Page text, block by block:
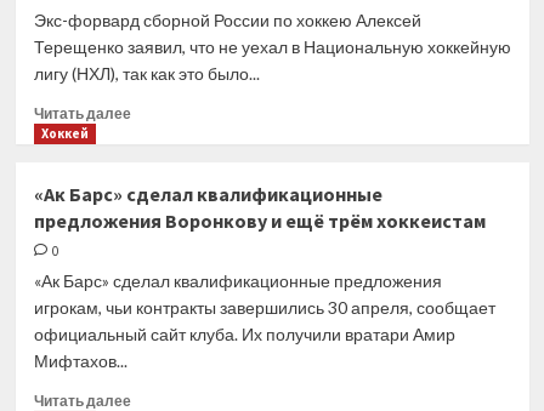
о своём
будущем
в «Рейнджерс»
Экс-форвард сборной России по хоккею Алексей
Терещенко заявил, что не уехал в Национальную хоккейную
лигу (НХЛ), так как это было...
Читать далееПрочитать
чемпион
мира
что
не уехал
в НХЛ
Хоккей
«Ак Барс» сделал квалификационные
предложения Воронкову и ещё трём хоккеистам
0
«Ак Барс» сделал квалификационные предложения
игрокам, чьи контракты завершились 30 апреля, сообщает
официальный сайт клуба. Их получили вратари Амир
Мифтахов...
Читать далееПрочитать